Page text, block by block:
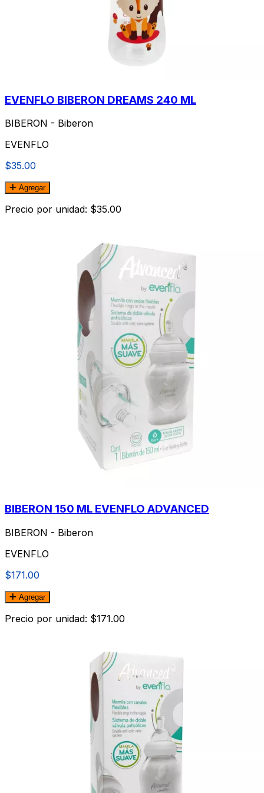
EVENFLO BIBERON DREAMS 240 ML
BIBERON - Biberon
EVENFLO
$35.00
Agregar
Precio por unidad: $35.00
BIBERON 150 ML EVENFLO ADVANCED
BIBERON - Biberon
EVENFLO
$171.00
Agregar
Precio por unidad: $171.00